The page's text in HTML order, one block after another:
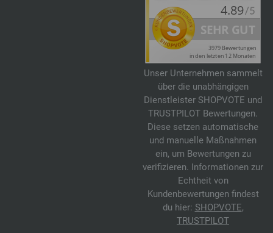
Unser Unternehmen sammelt
über die unabhängigen
Dienstleister SHOPVOTE und
TRUSTPILOT Bewertungen.
Diese setzen automatische
und manuelle Maßnahmen
ein, um Bewertungen zu
verifizieren. Informationen zur
Echtheit von
Kundenbewertungen findest
du hier: SHOPVOTE,
TRUSTPILOT